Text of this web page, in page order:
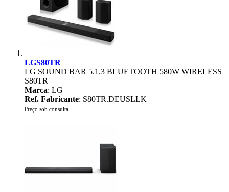
LGS80TR
LG SOUND BAR 5.1.3 BLUETOOTH 580W WIRELESS
S80TR
Marca: LG
Ref. Fabricante: S80TR.DEUSLLK
Preço sob consulta